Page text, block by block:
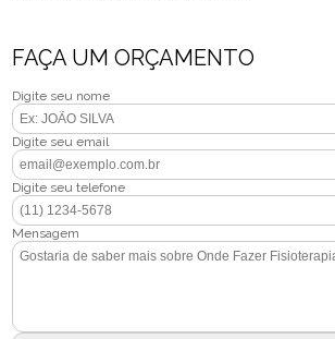
FAÇA UM ORÇAMENTO
Digite seu nome
Digite seu email
Digite seu telefone
Mensagem